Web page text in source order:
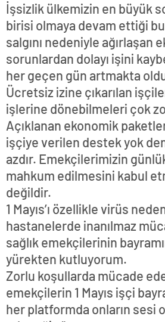
İşsizlik ülkemizin en büyük
birisi olmaya devam ettiği
salgını nedeniyle ağırlaşan
sorunlardan dolayı işini
her geçen gün artmakta
Ücretsiz izine çıkarılan
işlerine dönebilmeleri çok
Açıklanan ekonomik
işçiye verilen destek yok
azdır. Emekçilerimizin
mahkum edilmesini kabul
değildir.
1 Mayıs’ı özellikle virüs
hastanelerde inanılmaz
sağlık emekçilerinin
yürekten kutluyorum.
Zorlu koşullarda mücade
emekçilerin 1 Mayıs işçi
her platformda onların sesi